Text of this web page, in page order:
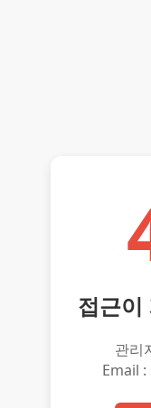
접근이
관리
Email